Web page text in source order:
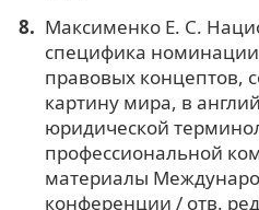
Максименко Е. С.
специфика
правовых концептов,
картину мира, в
юридической
профессиональной
материалы
конференции / отв.